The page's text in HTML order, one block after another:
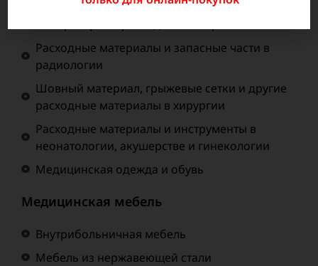
Расходные материалы и запасные части в
радиологии
Шовный материал, грыжевые сетки и другие
расходные материалы в хирургии
Расходные материалы и инструменты в
неонатологии, акушерстве и гинекологии
Медицинская одежда и обувь
Медицинская мебель
Внутрибольничная мебель
Мебель из нержавеющей стали